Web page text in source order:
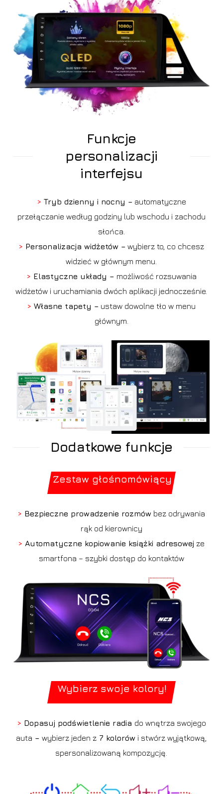
Funkcje
personalizacji
interfejsu
> Tryb dzienny i nocny –automatyczne
przełączanie według godziny lub wschodu i zachodu
słońca.
> Personalizacja widżetów – wybierz to, co chcesz
widzieć w głównym menu.
> Elastyczne układy – możliwość rozsuwania
widżetów i uruchamiania dwóch aplikacji jednocześnie.
>Własne tapety – ustaw dowolne tło w menu
głównym.
Dodatkowe funkcje
Zestaw głośnomówiący
> Bezpieczne prowadzenie rozmów bez odrywania
rąk od kierownicy
>Automatyczne kopiowanie książki adresowej ze
smartfona – szybki dostęp do kontaktów
Wybierz swoje kolory!
> Dopasuj podświetlenie radia do wnętrza swojego
auta –wybierz jeden z 7 kolorów i stwórz wyjątkową,
spersonalizowaną kompozycję.